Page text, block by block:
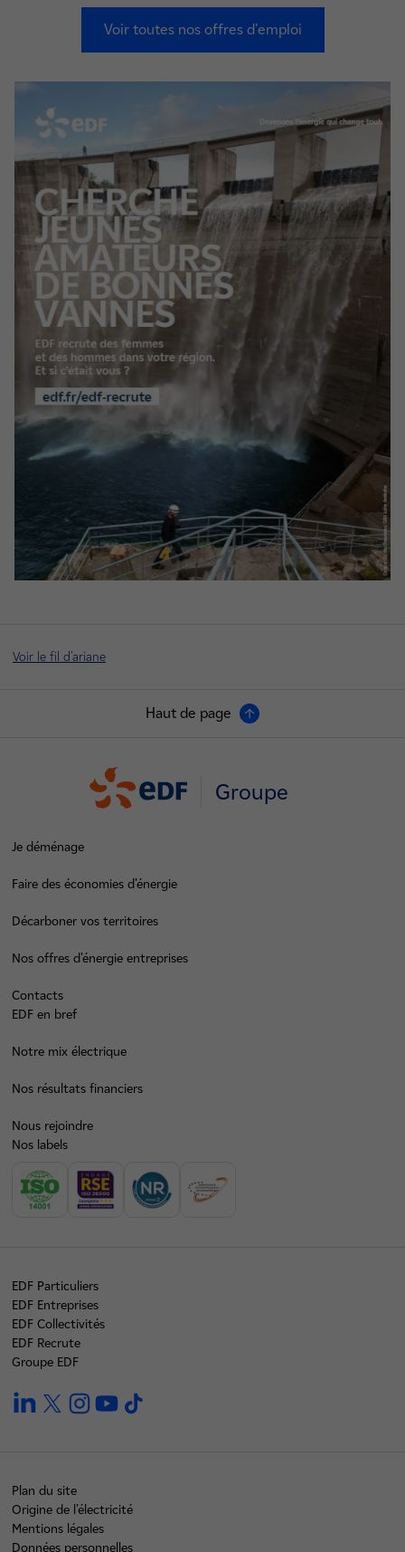
Voir toutes nos offres d'emploi
Voir le fil d'ariane
Haut de page
Groupe
Je déménage
Faire des économies d’énergie
Décarboner vos territoires
Nos offres d’énergie entreprises
Contacts
EDF en bref
Notre mix électrique
Nos résultats financiers
Nous rejoindre
Nos labels
EDF Particuliers
EDF Entreprises
EDF Collectivités
EDF Recrute
Groupe EDF
linkedintwitterinstagramyoutube
Plan du site
Origine de l'électricité
Mentions légales
Données personnelles